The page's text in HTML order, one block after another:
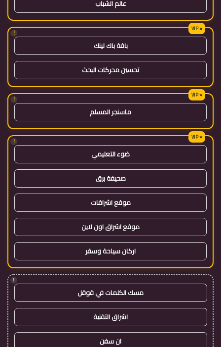
عالم الشباب
!
باقة باك لينك
تحسين محركات البحث
!
ماسنجر المسلم
!
ضوء التعليمي
صحيفة برق
موقع اشراقات
موقع اشراق اون لاين
اركان سياحة وسفر
!
مسك الكلمات في قوقل
اشراق التقنية
ان سفن